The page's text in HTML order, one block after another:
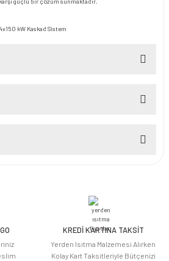
ederiz.
bilgiler bulunuyor.
KREDİ KARTINA TAKSİT
Yerden Isıtma Malzemesi Alırken
Kolay Kart Taksitleriyle Bütçenizi